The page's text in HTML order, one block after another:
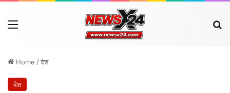
Menu
Home /देश
देश